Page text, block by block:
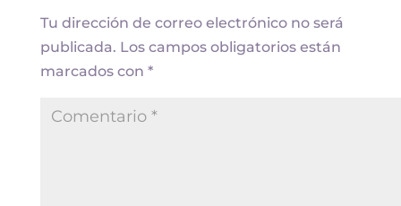
Tu dirección de correo electrónico no será
publicada. Los campos obligatorios están
marcados con *